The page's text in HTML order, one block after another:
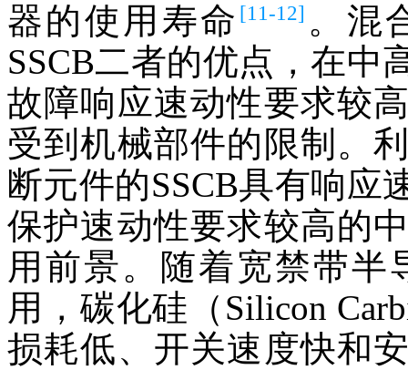
器的使用寿命 [11-12] 。混
SSCB二者的优点，在中
故障响应速动性要求较
受到机械部件的限制。
断元件的SSCB具有响应
保护速动性要求较高的
用前景。随着宽禁带半
用，碳化硅（Silicon
损耗低、开关速度快和